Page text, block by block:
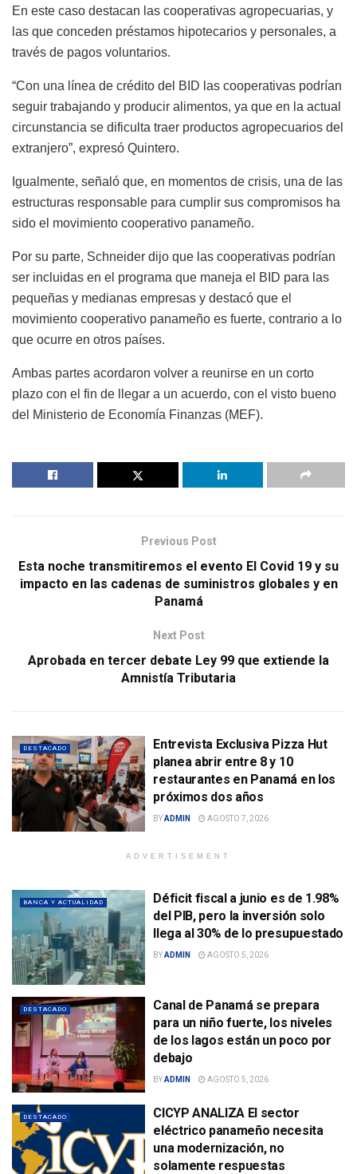
En este caso destacan las cooperativas agropecuarias, y
las que conceden préstamos hipotecarios y personales, a
través de pagos voluntarios.
“Con una línea de crédito del BID las cooperativas podrían
seguir trabajando y producir alimentos, ya que en la actual
circunstancia se dificulta traer productos agropecuarios del
extranjero”, expresó Quintero.
Igualmente, señaló que, en momentos de crisis, una de las
estructuras responsable para cumplir sus compromisos ha
sido el movimiento cooperativo panameño.
Por su parte, Schneider dijo que las cooperativas podrían
ser incluidas en el programa que maneja el BID para las
pequeñas y medianas empresas y destacó que el
movimiento cooperativo panameño es fuerte, contrario a lo
que ocurre en otros países.
Ambas partes acordaron volver a reunirse en un corto
plazo con el fin de llegar a un acuerdo, con el visto bueno
del Ministerio de Economía Finanzas (MEF).
Previous Post
Esta noche transmitiremos el evento El Covid 19 y su
impacto en las cadenas de suministros globales y en
Panamá
Next Post
Aprobada en tercer debate Ley 99 que extiende la
Amnistía Tributaria
DESTACADO
Entrevista Exclusiva Pizza Hut
planea abrir entre 8 y 10
restaurantes en Panamá en los
próximos dos años
BYADMIN AGOSTO 7, 2026
ADVERTISEMENT
BANCA Y ACTUALIDAD
Déficit fiscal a junio es de 1.98%
del PIB, pero la inversión solo
llega al 30% de lo presupuestado
BYADMIN AGOSTO 5, 2026
DESTACADO
Canal de Panamá se prepara
para un niño fuerte, los niveles
de los lagos están un poco por
debajo
BYADMIN AGOSTO 5, 2026
DESTACADO
CICYP ANALIZA El sector
eléctrico panameño necesita
una modernización, no
solamente respuestas